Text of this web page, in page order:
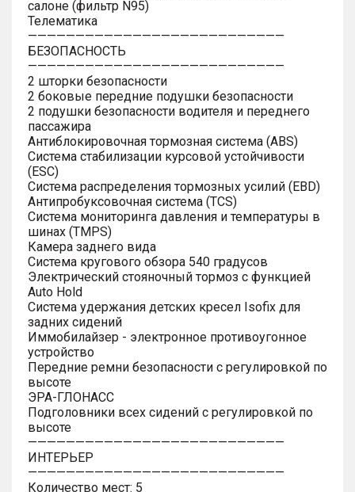
салоне (фильтр N95)
Телематика
———————————————————————————
БЕЗОПАСНОСТЬ
———————————————————————————
2 шторки безопасности
2 боковые передние подушки безопасности
2 подушки безопасности водителя и переднего
пассажира
Антиблокировочная тормозная система (ABS)
Система стабилизации курсовой устойчивости
(ESC)
Система распределения тормозных усилий (EBD)
Антипробуксовочная система (TCS)
Система мониторинга давления и температуры в
шинах (TMPS)
Камера заднего вида
Система кругового обзора 540 градусов
Электрический стояночный тормоз с функцией
Auto Hold
Система удержания детских кресел Isofix для
задних сидений
Иммобилайзер - электронное противоугонное
устройство
Передние ремни безопасности с регулировкой по
высоте
ЭРА-ГЛОНАСС
Подголовники всех сидений с регулировкой по
высоте
———————————————————————————
ИНТЕРЬЕР
———————————————————————————
Количество мест: 5